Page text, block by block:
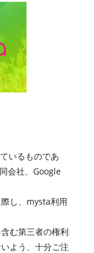
いるものであ
会社、Google
し、mysta利用
む第三者の権利
よう、十分ご注